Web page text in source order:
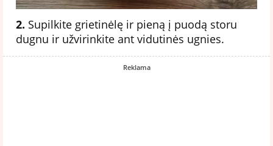
2. Supilkite grietinėlę ir pieną į puodą storu
dugnu ir užvirinkite ant vidutinės ugnies.
Reklama